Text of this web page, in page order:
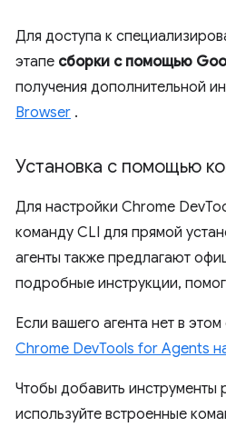
Для доступа к
этапе сборки с помощью
получения дополнительной
Browser .
Установка с помощью
Для настройки Chrome
команду CLI для прямой
агенты также предлагают
подробные инструкции,
Если вашего агента нет в
Chrome DevTools for Agents
Чтобы добавить инструменты
используйте встроенные